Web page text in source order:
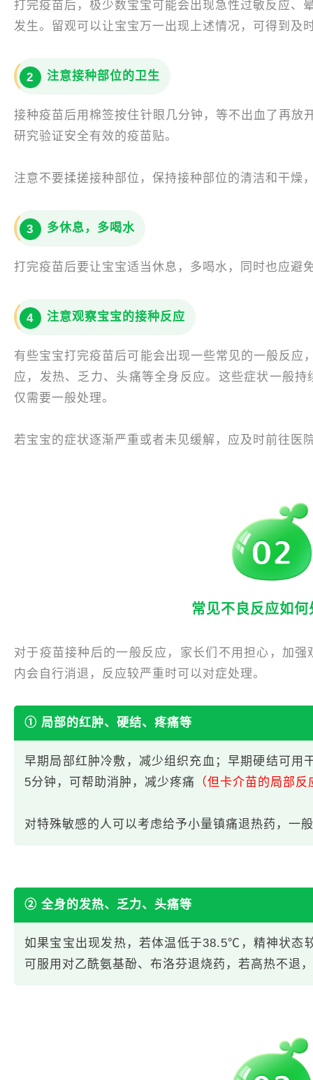
打完疫苗后，极少数宝宝可能会出现急性过敏反应、
发生。留观可以让宝宝万一出现上述情况，可得到及
2 注意接种部位的卫生
接种疫苗后用棉签按住针眼几分钟，等不出血了再放
研究验证安全有效的疫苗贴。
注意不要揉搓接种部位，保持接种部位的清洁和干燥
3 多休息，多喝水
打完疫苗后要让宝宝适当休息，多喝水，同时也应避
4 注意观察宝宝的接种反应
有些宝宝打完疫苗后可能会出现一些常见的一般反应
应，发热、乏力、头痛等全身反应。这些症状一般
仅需要一般处理。
若宝宝的症状逐渐严重或者未见缓解，应及时前往医
常见不良反应如何
对于疫苗接种后的一般反应，家长们不用担心，加
内会自行消退，反应较严重时可以对症处理。
① 局部的红肿、硬结、疼痛等
早期局部红肿冷敷，减少组织充血；早期硬结可用
5分钟，可帮助消肿，减少疼痛
（但卡介苗的局部
对特殊敏感的人可以考虑给予小量镇痛退热药，一
② 全身的发热、乏力、头痛等
如果宝宝出现发热，若体温低于38.5℃，精神状态
可服用对乙酰氨基酚、布洛芬退烧药，若高热不退